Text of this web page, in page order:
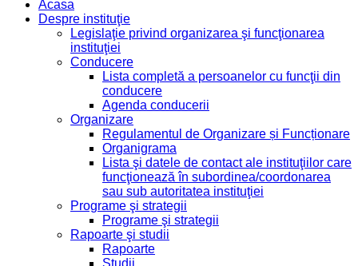
Acasa
Despre instituţie
Legislaţie privind organizarea şi funcţionarea
instituţiei
Conducere
Lista completă a persoanelor cu funcţii din
conducere
Agenda conducerii
Organizare
Regulamentul de Organizare și Funcționare
Organigrama
Lista şi datele de contact ale instituţiilor care
funcţionează în subordinea/coordonarea
sau sub autoritatea instituţiei
Programe şi strategii
Programe şi strategii
Rapoarte şi studii
Rapoarte
Studii